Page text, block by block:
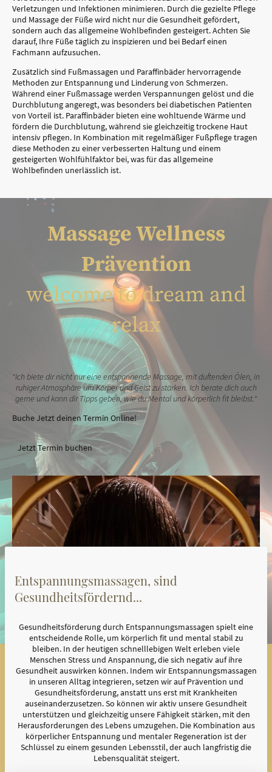
Verletzungen und Infektionen minimieren. Durch die gezielte Pflege
und Massage der Füße wird nicht nur die Gesundheit gefördert,
sondern auch das allgemeine Wohlbefinden gesteigert. Achten Sie
darauf, Ihre Füße täglich zu inspizieren und bei Bedarf einen
Fachmann aufzusuchen.
Zusätzlich sind Fußmassagen und Paraffinbäder hervorragende
Methoden zur Entspannung und Linderung von Schmerzen.
Während einer Fußmassage werden Verspannungen gelöst und die
Durchblutung angeregt, was besonders bei diabetischen Patienten
von Vorteil ist. Paraffinbäder bieten eine wohltuende Wärme und
fördern die Durchblutung, während sie gleichzeitig trockene Haut
intensiv pflegen. In Kombination mit regelmäßiger Fußpflege tragen
diese Methoden zu einer verbesserten Haltung und einem
gesteigerten Wohlfühlfaktor bei, was für das allgemeine
Wohlbefinden unerlässlich ist.
Massage Wellness
Prävention
welcome to dream and
relax
"Ich biete dir nicht nur eine entspannende Massage, mit duftenden Ölen, in
ruhiger Atmosphäre um Körper und Geist zu stärken. Ich berate dich auch
gerne und kann dir Tipps geben, wie du Mental und körperlich fit bleibst."
Buche Jetzt deinen Termin Online!
Jetzt Termin buchen
Entspannungsmassagen, sind
Gesundheitsfördernd...
Gesundheitsförderung durch Entspannungsmassagen spielt eine
entscheidende Rolle, um körperlich fit und mental stabil zu
bleiben. In der heutigen schnelllebigen Welt erleben viele
Menschen Stress und Anspannung, die sich negativ auf ihre
Gesundheit auswirken können. Indem wir Entspannungsmassagen
in unseren Alltag integrieren, setzen wir auf Prävention und
Gesundheitsförderung, anstatt uns erst mit Krankheiten
auseinanderzusetzen. So können wir aktiv unsere Gesundheit
unterstützen und gleichzeitig unsere Fähigkeit stärken, mit den
Herausforderungen des Lebens umzugehen. Die Kombination aus
körperlicher Entspannung und mentaler Regeneration ist der
Schlüssel zu einem gesunden Lebensstil, der auch langfristig die
Lebensqualität steigert.